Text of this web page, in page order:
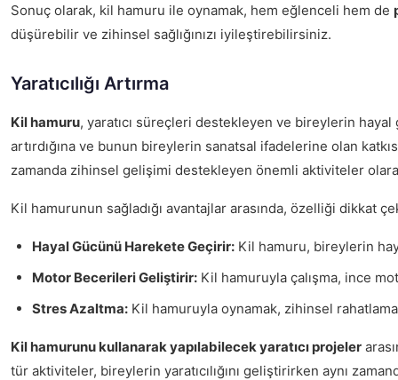
Sonuç olarak, kil hamuru ile oynamak, hem eğlenceli hem de
düşürebilir ve zihinsel sağlığınızı iyileştirebilirsiniz.
Yaratıcılığı Artırma
Kil hamuru, yaratıcı süreçleri destekleyen ve bireylerin hayal
artırdığına ve bunun bireylerin sanatsal ifadelerine olan
zamanda zihinsel gelişimi destekleyen önemli aktiviteler
Kil hamurunun sağladığı avantajlar arasında, özelliği dikkat
Hayal Gücünü Harekete Geçirir: Kil hamuru, bireylerin
Motor Becerileri Geliştirir: Kil hamuruyla çalışma, ince
Stres Azaltma: Kil hamuruyla oynamak, zihinsel
Kil hamurunu kullanarak yapılabilecek yaratıcı projeler
tür aktiviteler, bireylerin yaratıcılığını geliştirirken aynı